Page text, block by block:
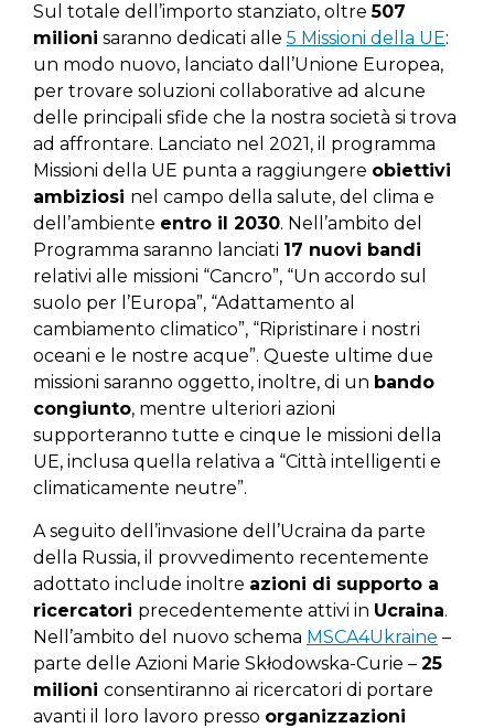
Sul totale dell’importo stanziato, oltre507
milioni saranno dedicati alle 5 Missioni della UE:
un modo nuovo, lanciato dall’Unione Europea,
per trovare soluzioni collaborative ad alcune
delle principali sfide che la nostra società si trova
ad affrontare. Lanciato nel 2021, il programma
Missioni della UE punta a raggiungere obiettivi
ambiziosi nel campo della salute, del clima e
dell’ambiente entro il 2030. Nell’ambito del
Programma saranno lanciati 17 nuovi bandi
relativi alle missioni “Cancro”, “Un accordo sul
suolo per l’Europa”, “Adattamento al
cambiamento climatico”, “Ripristinare i nostri
oceani e le nostre acque”. Queste ultime due
missioni saranno oggetto, inoltre, di un bando
congiunto, mentre ulteriori azioni
supporteranno tutte e cinque le missioni della
UE, inclusa quella relativa a “Città intelligenti e
climaticamente neutre”.
A seguito dell’invasione dell’Ucraina da parte
della Russia, il provvedimento recentemente
adottato include inoltre azioni di supporto a
ricercatori precedentemente attivi in Ucraina.
Nell’ambito del nuovo schema MSCA4Ukraine –
parte delle Azioni Marie Skłodowska-Curie – 25
milioni consentiranno ai ricercatori di portare
avanti il loro lavoro presso organizzazioni